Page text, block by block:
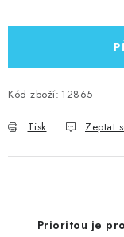
Kód zboží: 12865
Tisk Zeptat
Prioritou je